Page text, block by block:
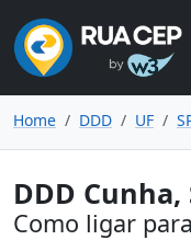
Home DDD UF
DDD Cunha,
Como ligar